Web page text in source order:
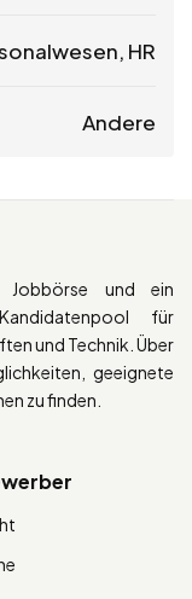
HR
Andere
Jobbörse und ein
für
und Technik. Über
geeignete
zu finden.